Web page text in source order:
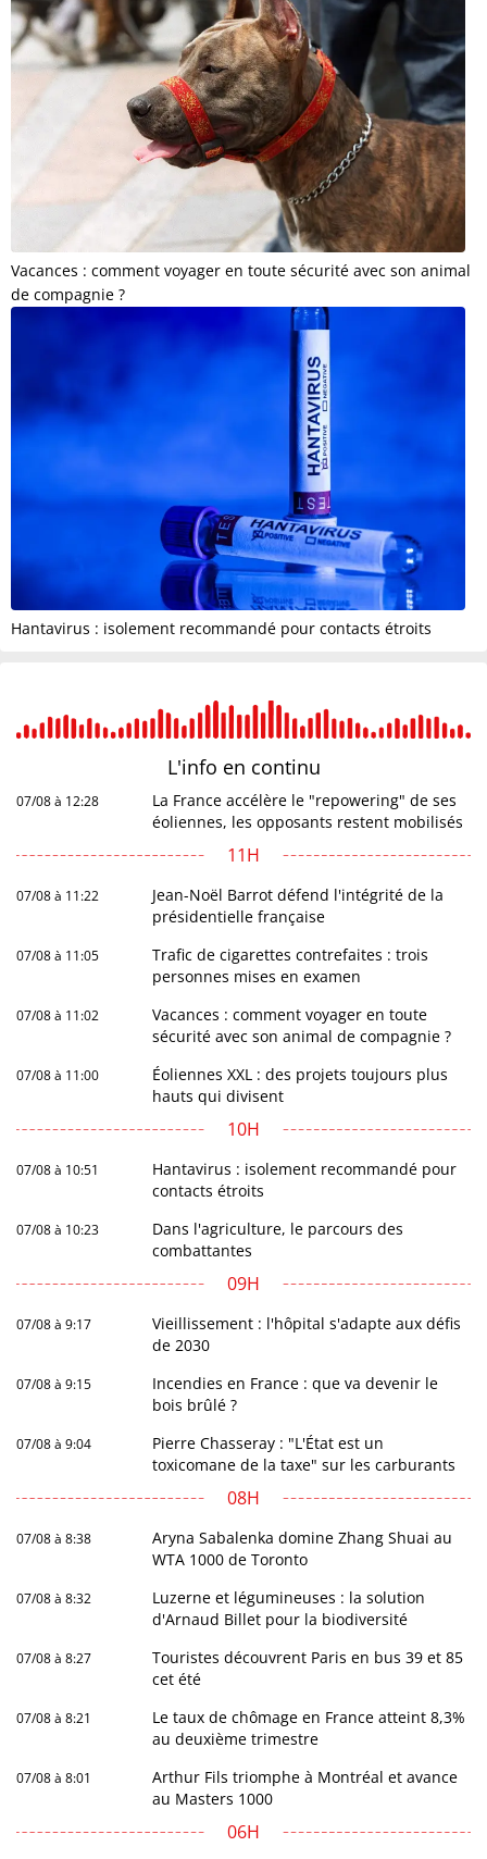
Vacances : comment voyager en toute sécurité avec son animal
de compagnie ?
Hantavirus : isolement recommandé pour contacts étroits
L'info en continu
07/08 à 12:28
La France accélère le "repowering" de ses
éoliennes, les opposants restent mobilisés
11H
07/08 à 11:22
Jean-Noël Barrot défend l'intégrité de la
présidentielle française
07/08 à 11:05
Trafic de cigarettes contrefaites : trois
personnes mises en examen
07/08 à 11:02
Vacances : comment voyager en toute
sécurité avec son animal de compagnie ?
07/08 à 11:00
Éoliennes XXL : des projets toujours plus
hauts qui divisent
10H
07/08 à 10:51
Hantavirus : isolement recommandé pour
contacts étroits
07/08 à 10:23
Dans l'agriculture, le parcours des
combattantes
09H
07/08 à 9:17
Vieillissement : l'hôpital s'adapte aux défis
de 2030
07/08 à 9:15
Incendies en France : que va devenir le
bois brûlé ?
07/08 à 9:04
Pierre Chasseray : "L'État est un
toxicomane de la taxe" sur les carburants
08H
07/08 à 8:38
Aryna Sabalenka domine Zhang Shuai au
WTA 1000 de Toronto
07/08 à 8:32
Luzerne et légumineuses : la solution
d'Arnaud Billet pour la biodiversité
07/08 à 8:27
Touristes découvrent Paris en bus 39 et 85
cet été
07/08 à 8:21
Le taux de chômage en France atteint 8,3%
au deuxième trimestre
07/08 à 8:01
Arthur Fils triomphe à Montréal et avance
au Masters 1000
06H